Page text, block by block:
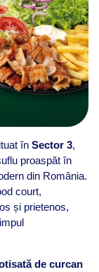
în Sector 3,
proaspăt în
din România.
court,
și prietenos,
de curcan